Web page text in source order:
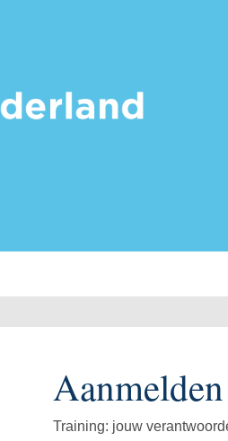
Aanmelden
Training: jouw